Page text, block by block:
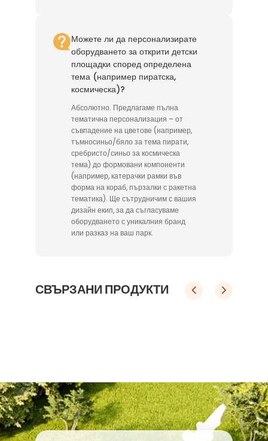
Можете ли да персонализирате
оборудването за открити детски
площадки според определена
тема (например пиратска,
космическа)?
Абсолютно. Предлагаме пълна
тематична персонализация – от
съвпадение на цветове (например,
тъмносиньо/бяло за тема пирати,
сребристо/синьо за космическа
тема) до формовани компоненти
(например, катерачки рамки във
форма на кораб, пързалки с ракетна
тематика). Ще сътрудничим с вашия
дизайн екип, за да съгласуваме
оборудването с уникалния бранд
или разказ на ваш парк.
СВЪРЗАНИ ПРОДУКТИ
Набор за външна детска площадка с тема Динозавър кост, включващ улей за катерене и плъзгане